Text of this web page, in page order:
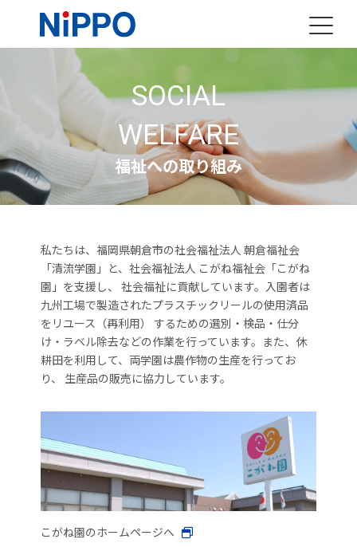
SOCIAL
WELFARE
福祉への取り組み
私たちは、福岡県朝倉市の社会福祉法人 朝倉福祉会
「清流学園」と、社会福祉法人 こがね福祉会「こがね
園」を支援し、 社会福祉に貢献しています。入園者は
九州工場で製造されたプラスチックリールの使用済品
をリユース（再利用） するための選別・検品・仕分
け・ラベル除去などの作業を行っています。また、休
耕田を利用して、両学園は農作物の生産を行ってお
り、 生産品の販売に協力しています。
こがね園のホームページへ